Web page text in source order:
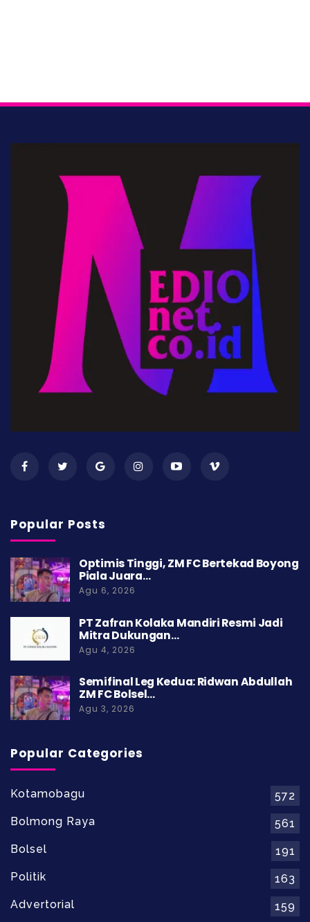
Popular Posts
Optimis Tinggi, ZM FC Bertekad Boyong
Piala Juara…
Agu 6, 2026
PT Zafran Kolaka Mandiri Resmi Jadi
Mitra Dukungan…
Agu 4, 2026
Semifinal Leg Kedua: Ridwan Abdullah
ZM FC Bolsel…
Agu 3, 2026
Popular Categories
Kotamobagu
572
Bolmong Raya
561
Bolsel
191
Politik
163
Advertorial
159